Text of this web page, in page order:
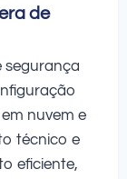
de
segurança
nuvem e
técnico e
eficiente,